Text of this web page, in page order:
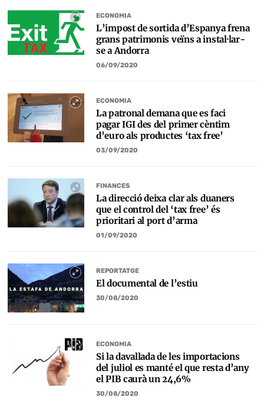
ECONOMIA
L’impost de sortida d’Espanya frena
grans patrimonis veïns a instal·lar-
se a Andorra
06/09/2020
ECONOMIA
La patronal demana que es faci
pagar IGI des del primer cèntim
d’euro als productes ‘tax free’
03/09/2020
FINANCES
La direcció deixa clar als duaners
que el control del ‘tax free’ és
prioritari al port d’arma
01/09/2020
REPORTATGE
El documental de l’estiu
30/08/2020
ECONOMIA
Si la davallada de les importacions
del juliol es manté el que resta d’any
el PIB caurà un 24,6%
30/08/2020